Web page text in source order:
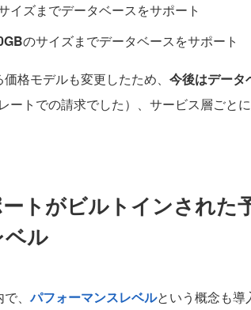
イズまでデータベースをサポート
のサイズまでデータベースをサポート
格モデルも変更したため、 今後はデータ
ートでの請求でした）、サービス層ごと
トがビルトインされた
ベル
で、パフォーマンスレベルという概念も導